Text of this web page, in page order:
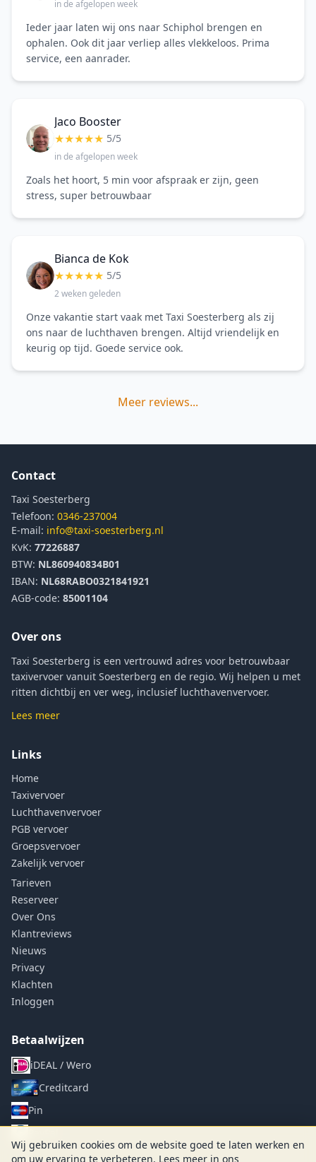
in de afgelopen week
Ieder jaar laten wij ons naar Schiphol brengen en
ophalen. Ook dit jaar verliep alles vlekkeloos. Prima
service, een aanrader.
Jaco Booster
★★★★★ 5/5
in de afgelopen week
Zoals het hoort, 5 min voor afspraak er zijn, geen
stress, super betrouwbaar
Bianca de Kok
★★★★★ 5/5
2 weken geleden
Onze vakantie start vaak met Taxi Soesterberg als zij
ons naar de luchthaven brengen. Altijd vriendelijk en
keurig op tijd. Goede service ook.
Meer reviews...
Contact
Taxi Soesterberg
Telefoon: 0346-237004
E-mail: info@taxi-soesterberg.nl
KvK: 77226887
BTW: NL860940834B01
IBAN: NL68RABO0321841921
AGB-code: 85001104
Over ons
Taxi Soesterberg is een vertrouwd adres voor betrouwbaar
taxivervoer vanuit Soesterberg en de regio. Wij helpen u met
ritten dichtbij en ver weg, inclusief luchthavenvervoer.
Lees meer
Links
Home
Taxivervoer
Luchthavenvervoer
PGB vervoer
Groepsvervoer
Zakelijk vervoer
Tarieven
Reserveer
Over Ons
Klantreviews
Nieuws
Privacy
Klachten
Inloggen
Betaalwijzen
iDEAL / Wero
Creditcard
Pin
Wij gebruiken cookies om de website goed te laten werken en
om uw ervaring te verbeteren. Lees meer in ons